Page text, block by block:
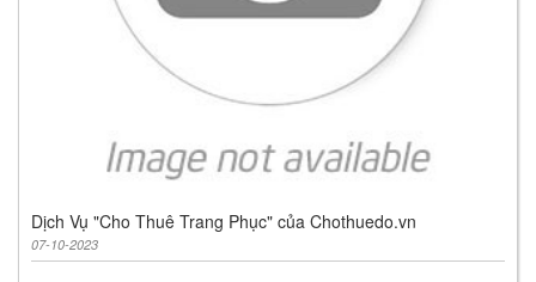
Dịch Vụ "Cho Thuê Trang Phục" của Chothuedo.vn
07-10-2023